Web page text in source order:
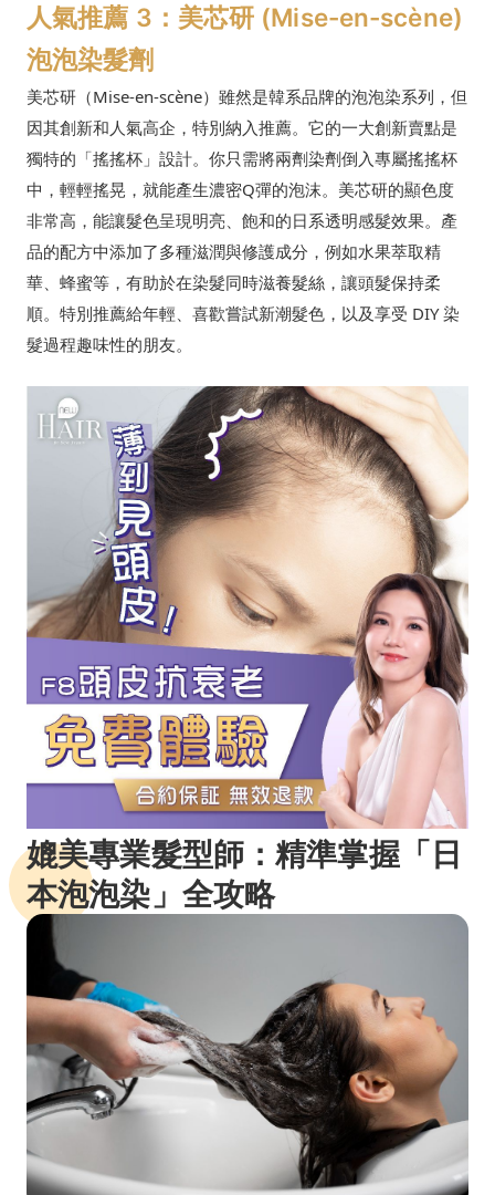
人氣推薦 3：美芯研 (Mise-en-scène)
泡泡染髮劑
美芯研（Mise-en-scène）雖然是韓系品牌的泡泡染系列，但
因其創新和人氣高企，特別納入推薦。它的一大創新賣點是
獨特的「搖搖杯」設計。你只需將兩劑染劑倒入專屬搖搖杯
中，輕輕搖晃，就能產生濃密Q彈的泡沫。美芯研的顯色度
非常高，能讓髮色呈現明亮、飽和的日系透明感髮效果。產
品的配方中添加了多種滋潤與修護成分，例如水果萃取精
華、蜂蜜等，有助於在染髮同時滋養髮絲，讓頭髮保持柔
順。特別推薦給年輕、喜歡嘗試新潮髮色，以及享受 DIY 染
髮過程趣味性的朋友。
媲美專業髮型師：精準掌握「日
本泡泡染」全攻略